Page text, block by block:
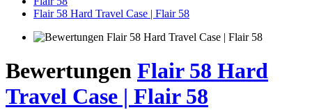
Flair 58 Hard Travel Case | Flair 58
Bewertungen Flair 58 Hard
Travel Case | Flair 58